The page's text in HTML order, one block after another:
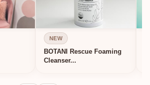
NEW
BOTANI Rescue Foaming
Cleanser...